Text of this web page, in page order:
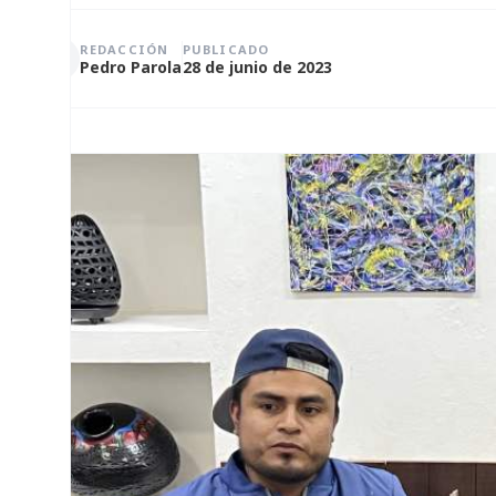
REDACCIÓN
Pedro Parola
PUBLICADO
28 de junio de 2023